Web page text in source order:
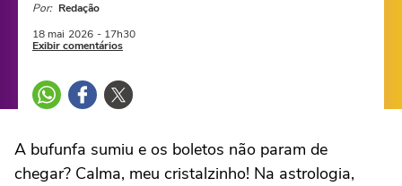
Por: Redação
18 mai 2026 - 17h30
Exibir comentários
A bufunfa sumiu e os boletos não param de
chegar? Calma, meu cristalzinho! Na astrologia,